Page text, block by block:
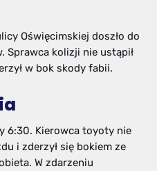
Oświęcimskiej doszło do
Sprawca kolizji nie ustąpił
w bok skody fabii.
6:30. Kierowca toyoty nie
i zderzył się bokiem ze
W zdarzeniu